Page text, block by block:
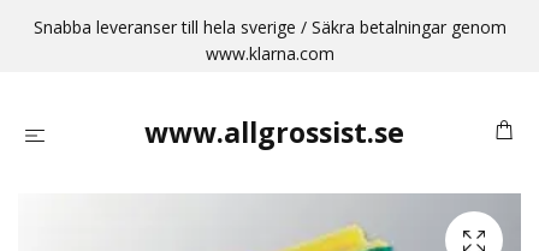
Snabba leveranser till hela sverige / Säkra betalningar genom
www.klarna.com
www.allgrossist.se